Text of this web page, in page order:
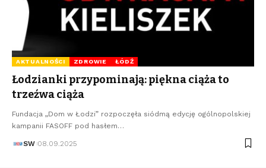
AKTUALNOŚCI ZDROWIE ŁÓDŹ
Łodzianki przypominają: piękna ciąża to
trzeźwa ciąża
Fundacja „Dom w Łodzi” rozpoczęła siódmą edycję ogólnopolskiej
kampanii FASOFF pod hasłem…
SW 08.09.2025